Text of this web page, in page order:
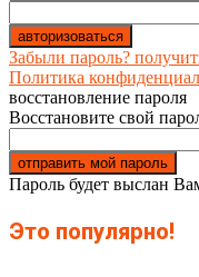
Забыли пароль?
Политика
восстановление пароля
Восстановите свой
Пароль будет выслан
Это популярно!